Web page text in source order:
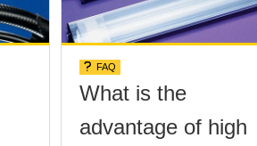
FAQ
What is the
advantage of high